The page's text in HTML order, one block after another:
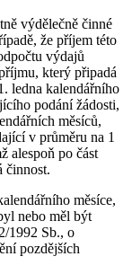
výdělečně činné
že příjem této
výdajů
který připadá
ledna kalendářního
podání žádosti,
měsíců,
v průměru na 1
alespoň po část
činnost.
měsíce,
nebo měl být
1992 Sb., o
pozdějších